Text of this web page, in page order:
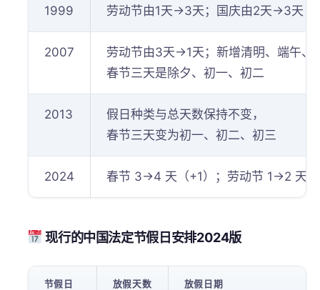
1999 劳动节由1天→3天；国庆由2天→3天（
2007
劳动节由3天→1天；新增清明、端午、
春节三天是除夕、初一、初二
2013
假日种类与总天数保持不变，
春节三天变为初一、初二、初三
2024 春节 3→4 天（+1）；劳动节 1→2 天
现行的中国法定节假日安排2024版
节假日 放假天数 放假日期